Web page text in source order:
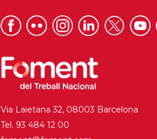
Via Laietana 32, 08003 Barcelona
Tel. 93 484 12 00